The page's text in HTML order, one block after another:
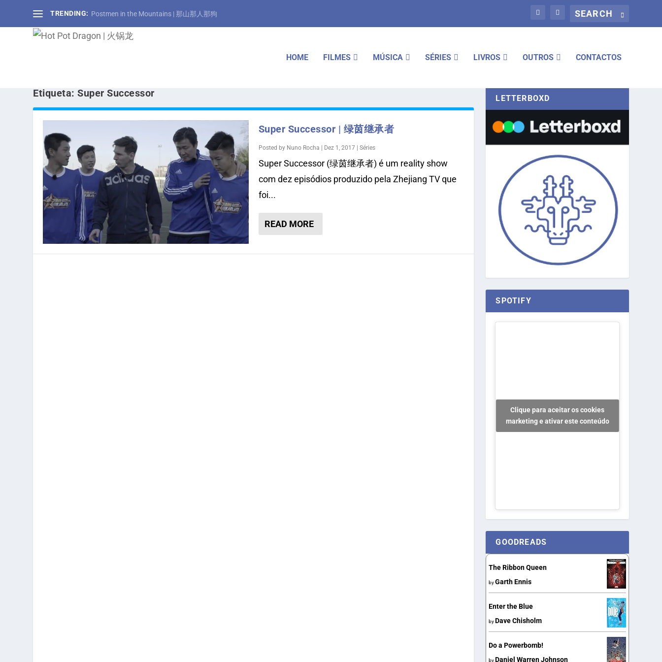
TRENDING: Postmen in the Mountains | 那山那人那狗
HOME FILMES MÚSICA SÉRIES LIVROS OUTROS CONTACTOS
Etiqueta:Super Successor
Super Successor | 绿茵继承者
Posted by Nuno Rocha Dez 1, 2017| Séries
Super Successor (绿茵继承者) é um reality show
com dez episódios produzido pela Zhejiang TV que
foi...
READ MORE
LETTERBOXD
SPOTIFY
Clique para aceitar os cookies
marketing e ativar este conteúdo
GOODREADS
The Ribbon Queen
byGarth Ennis
Enter the Blue
by Dave Chisholm
Do a Powerbomb!
by Daniel Warren Johnson